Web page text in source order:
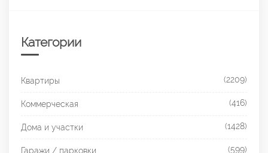
Категории
Квартиры (2209)
Коммерческая (416)
Дома и участки (1428)
Гаражи / парковки (599)